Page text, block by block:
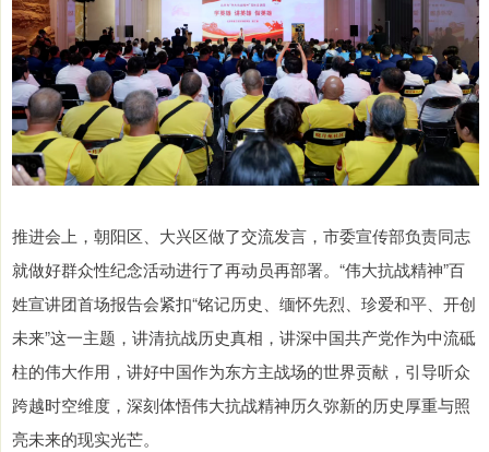
推进会上，朝阳区、大兴区做了交流发言，市委宣传部负责同志
就做好群众性纪念活动进行了再动员再部署。“伟大抗战精神”百
姓宣讲团首场报告会紧扣“铭记历史、缅怀先烈、珍爱和平、开创
未来”这一主题，讲清抗战历史真相，讲深中国共产党作为中流砥
柱的伟大作用，讲好中国作为东方主战场的世界贡献，引导听众
跨越时空维度，深刻体悟伟大抗战精神历久弥新的历史厚重与照
亮未来的现实光芒。